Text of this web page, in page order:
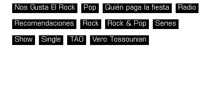
Nos Gusta El Rock Pop Quién paga la fiesta Radio
Recomendaciones Rock Rock & Pop Series
Show Single TAO Vero Tossounian